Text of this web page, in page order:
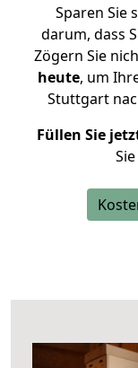
Sparen Sie
darum, dass
Zögern Sie
heute, um
Stuttgart
Füllen Sie